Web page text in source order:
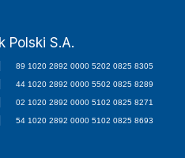
Polski S.A.
89 1020 2892 0000 5202 0825 8305
44 1020 2892 0000 5502 0825 8289
02 1020 2892 0000 5102 0825 8271
54 1020 2892 0000 5102 0825 8693